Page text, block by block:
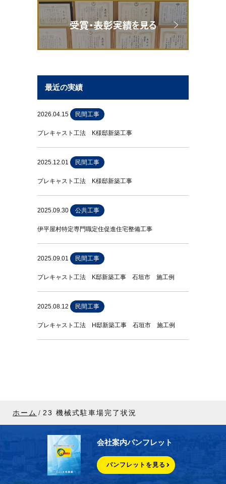
最近の実績
2026.04.15 民間工事
プレキャスト工法 K様邸新築工事
2025.12.01 民間工事
プレキャスト工法 K様邸新築工事
2025.09.30 公共工事
伊平屋村特定専門職定住促進住宅整備工事
2025.09.01 民間工事
プレキャスト工法 K邸新築工事 石垣市 施工例
2025.08.12 民間工事
プレキャスト工法 H邸新築工事 石垣市 施工例
ホーム 23 機械式駐車場完了状況
会社案内パンフレット
パンフレットを見る